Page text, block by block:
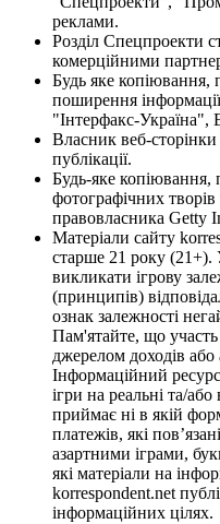
реклами.
Розділ Спецпроекти
комерційними
Будь яке копіювання,
поширення
"Інтерфакс-Україна",
Власник веб-
публікації.
Будь-яке копіювання,
фотографічних творів
правовласника Getty
Матеріали сайту
старше 21 року (21+).
викликати ігрову
(принципів)
ознак залежності
Пам'ятайте, що
джерелом доходів або
Інформаційний
ігри на реальні та/
приймає ні в якій
платежів, які
азартними іграми,
які матеріали на
korrespondent.net
інформаційних цілях.